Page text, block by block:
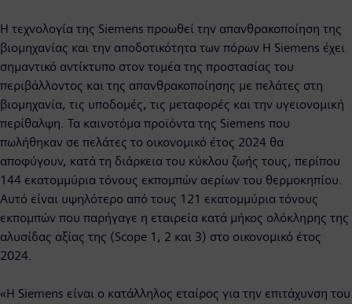
Η τεχνολογία της Siemens προωθεί την απανθρακοποίηση της
βιομηχανίας και την αποδοτικότητα των πόρων Η Siemens έχει
σημαντικό αντίκτυπο στον τομέα της προστασίας του
περιβάλλοντος και της απανθρακοποίησης με πελάτες στη
βιομηχανία, τις υποδομές, τις μεταφορές και την υγειονομική
περίθαλψη. Τα καινοτόμα προϊόντα της Siemens που
πωλήθηκαν σε πελάτες το οικονομικό έτος 2024 θα
αποφύγουν, κατά τη διάρκεια του κύκλου ζωής τους, περίπου
144 εκατομμύρια τόνους εκπομπών αερίων του θερμοκηπίου.
Αυτό είναι υψηλότερο από τους 121 εκατομμύρια τόνους
εκπομπών που παρήγαγε η εταιρεία κατά μήκος ολόκληρης της
αλυσίδας αξίας της (Scope 1, 2 και 3) στο οικονομικό έτος
2024.
«Η Siemens είναι ο κατάλληλος εταίρος για την επιτάχυνση του